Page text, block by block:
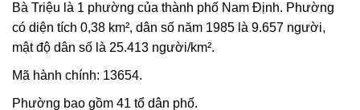
Bà Triệu là 1 phường của thành phố Nam Định. Phường
có diện tích 0,38 km², dân số năm 1985 là 9.657 người,
mật độ dân số là 25.413 người/km².
Mã hành chính: 13654.
Phường bao gồm 41 tổ dân phố.